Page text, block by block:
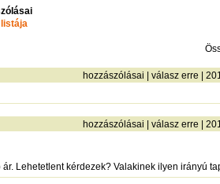
hozzászólásai válasz erre |
hozzászólásai válasz erre |
Lehetetlent kérdezek? Valakinek ilyen irányú